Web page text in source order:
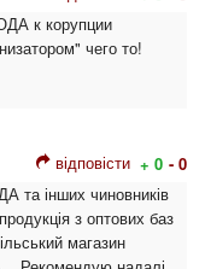
к корупции
чего то!
відповісти + 0 - 0
та інших чиновників
з оптових баз
магазин